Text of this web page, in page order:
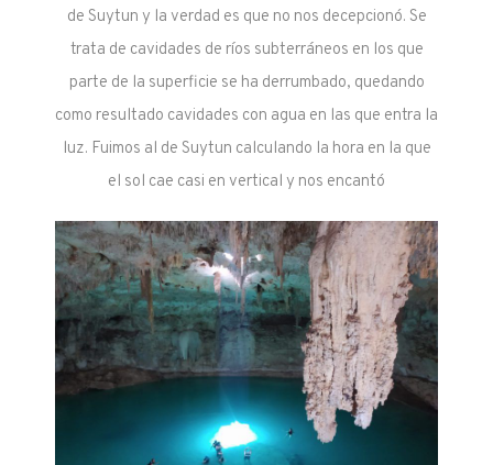
de Suytun y la verdad es que no nos decepcionó. Se
trata de cavidades de ríos subterráneos en los que
parte de la superficie se ha derrumbado, quedando
como resultado cavidades con agua en las que entra la
luz. Fuimos al de Suytun calculando la hora en la que
el sol cae casi en vertical y nos encantó